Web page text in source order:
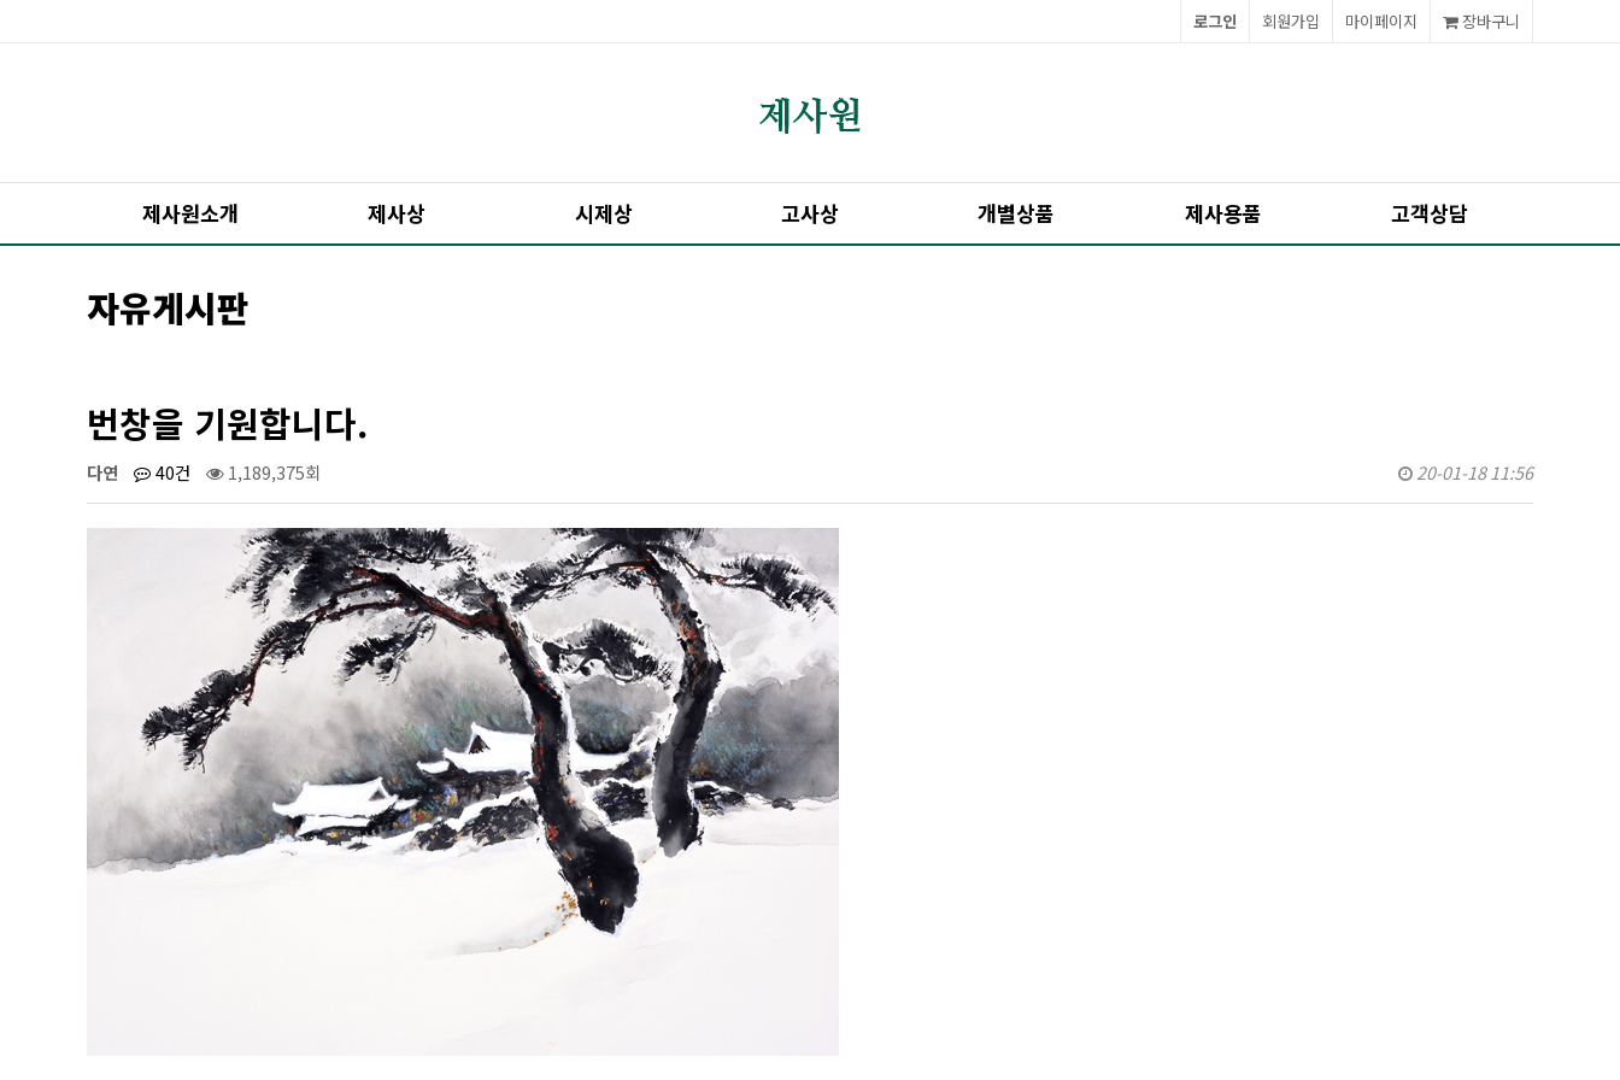
장바구니
마이페이지
회원가입
로그인
제사원소개 제사상 시제상 고사상 개별상품 제사용품 고객상담
자유게시판
번창을 기원합니다.
다연 40건 1,189,375회 20-01-18 11:56